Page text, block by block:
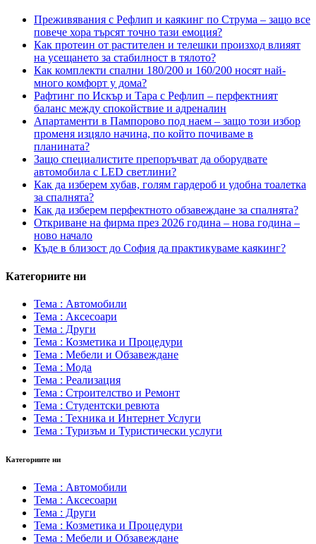
Преживявания с Рефлип и каякинг по Струма – защо все
повече хора търсят точно тази емоция?
Как протеин от растителен и телешки произход влияят
на усещането за стабилност в тялото?
Как комплекти спални 180/200 и 160/200 носят най-
много комфорт у дома?
Рафтинг по Искър и Тара с Рефлип – перфектният
баланс между спокойствие и адреналин
Апартаменти в Пампорово под наем – защо този избор
променя изцяло начина, по който почиваме в
планината?
Защо специалистите препоръчват да оборудвате
автомобила с LED светлини?
Как да изберем хубав, голям гардероб и удобна тоалетка
за спалнята?
Как да изберем перфектното обзавеждане за спалнята?
Откриване на фирма през 2026 година – нова година –
ново начало
Къде в близост до София да практикуваме каякинг?
Категориите ни
Тема : Автомобили
Тема : Аксесоари
Тема : Други
Тема : Козметика и Процедури
Тема : Мебели и Обзавеждане
Тема : Мода
Тема : Реализация
Тема : Строителство и Ремонт
Тема : Студентски ревюта
Тема : Техника и Интернет Услуги
Тема : Туризъм и Туристически услуги
Категориите ни
Тема : Автомобили
Тема : Аксесоари
Тема : Други
Тема : Козметика и Процедури
Тема : Мебели и Обзавеждане